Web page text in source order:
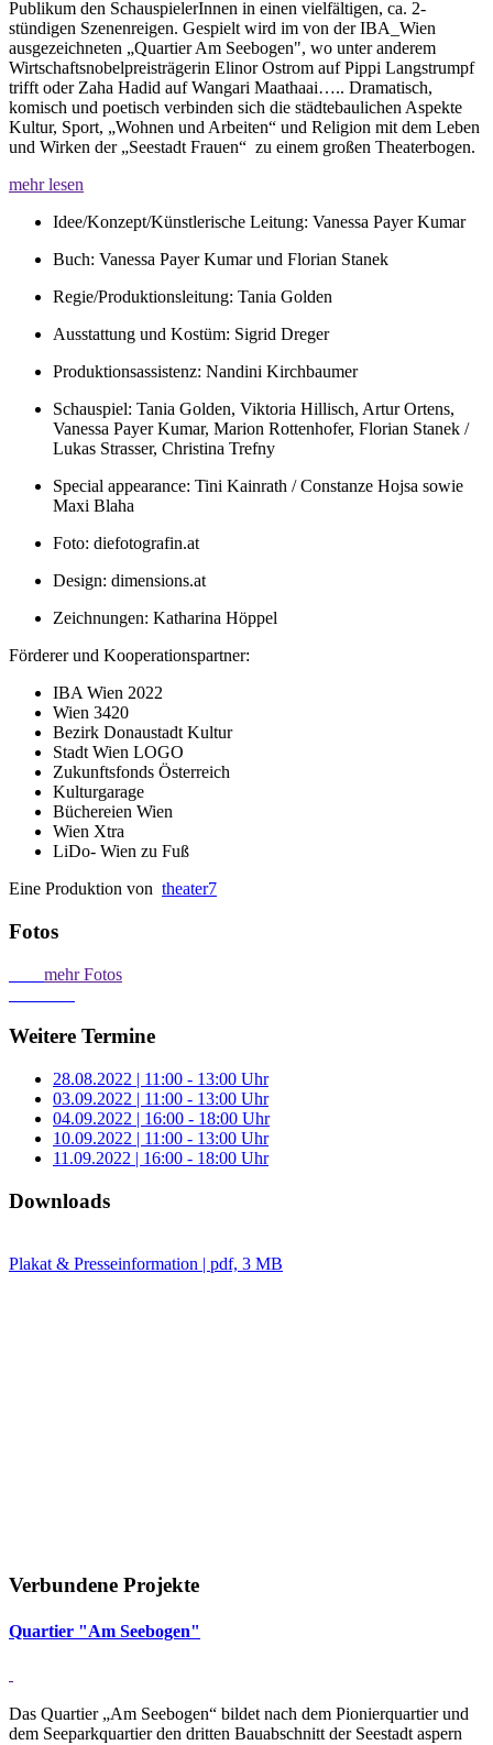
Publikum den SchauspielerInnen in einen vielfältigen, ca. 2-
stündigen Szenenreigen. Gespielt wird im von der IBA_Wien
ausgezeichneten „Quartier Am Seebogen", wo unter anderem
Wirtschaftsnobelpreisträgerin Elinor Ostrom auf Pippi Langstrumpf
trifft oder Zaha Hadid auf Wangari Maathaai….. Dramatisch,
komisch und poetisch verbinden sich die städtebaulichen Aspekte
Kultur, Sport, „Wohnen und Arbeiten“ und Religion mit dem Leben
und Wirken der „Seestadt Frauen“ zu einem großen Theaterbogen.
mehr lesen
Idee/Konzept/Künstlerische Leitung: Vanessa Payer Kumar
Buch: Vanessa Payer Kumar und Florian Stanek
Regie/Produktionsleitung: Tania Golden
Ausstattung und Kostüm: Sigrid Dreger
Produktionsassistenz: Nandini Kirchbaumer
Schauspiel: Tania Golden, Viktoria Hillisch, Artur Ortens,
Vanessa Payer Kumar, Marion Rottenhofer, Florian Stanek /
Lukas Strasser, Christina Trefny
Special appearance: Tini Kainrath / Constanze Hojsa sowie
Maxi Blaha
Foto: diefotografin.at
Design: dimensions.at
Zeichnungen: Katharina Höppel
Förderer und Kooperationspartner:
IBA Wien 2022
Wien 3420
Bezirk Donaustadt Kultur
Stadt Wien LOGO
Zukunftsfonds Österreich
Kulturgarage
Büchereien Wien
Wien Xtra
LiDo- Wien zu Fuß
Eine Produktion von theater7
Fotos
mehr Fotos
Weitere Termine
28.08.2022 | 11:00 - 13:00 Uhr
03.09.2022 | 11:00 - 13:00 Uhr
04.09.2022 | 16:00 - 18:00 Uhr
10.09.2022 | 11:00 - 13:00 Uhr
11.09.2022 | 16:00 - 18:00 Uhr
Downloads
Plakat & Presseinformation | pdf, 3 MB
Verbundene Projekte
Quar­tier "Am See­bogen"
Das Quartier „Am Seebogen“ bildet nach dem Pionierquartier und
dem Seeparkquartier den dritten Bauabschnitt der Seestadt aspern